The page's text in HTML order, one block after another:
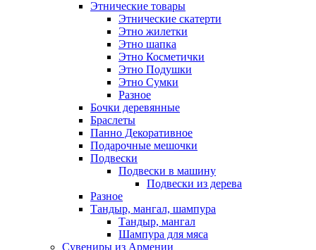
Этнические товары
Этнические скатерти
Этно жилетки
Этно шапка
Этно Косметички
Этно Подушки
Этно Сумки
Разное
Бочки деревянные
Браслеты
Панно Декоративное
Подарочные мешочки
Подвески
Подвески в машину
Подвески из дерева
Разное
Тандыр, мангал, шампура
Тандыр, мангал
Шампура для мяса
Сувениры из Армении